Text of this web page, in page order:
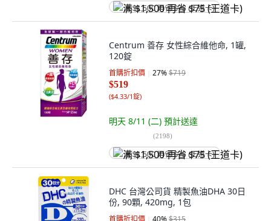
满 $1,500 再省 $75 (王道卡)
Centrum 善存 女性綜合維他命, 1罐,
120錠
首購折扣價 27%$719
$519
($4.33/1錠)
明天 8/11 (二) 預計送達
(2198)
满 $1,500 再省 $75 (王道卡)
DHC 台灣公司貨 精製魚油DHA 30日
份, 90顆, 420mg, 1包
首購折扣價 40%$315